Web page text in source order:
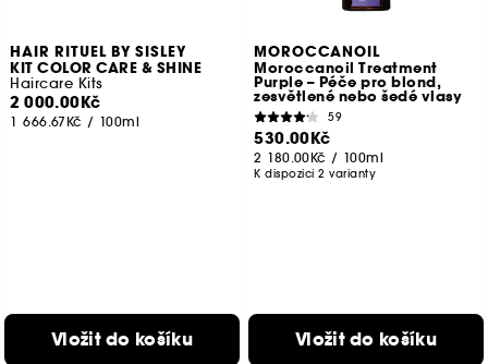
HAIR RITUEL BY SISLEY
KIT COLOR CARE & SHINE
Haircare Kits
2 000.00Kč
1 666.67Kč / 100ml
Vložit do košíku
MOROCCANOIL
Moroccanoil Treatment
Purple – Péče pro blond,
zesvětlené nebo šedé vlasy
59
530.00Kč
2 180.00Kč / 100ml
K dispozici 2 varianty
Vložit do košíku